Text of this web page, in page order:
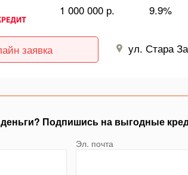
1 000 000 р. 9.9%
заявка ул. Стара
Подпишись на выгодные
Эл. почта